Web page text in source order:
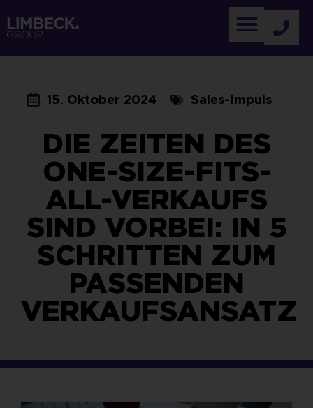
15. Oktober 2024 Sales-Impuls
DIE ZEITEN DES
ONE-SIZE-FITS-
ALL-VERKAUFS
SIND VORBEI: IN 5
SCHRITTEN ZUM
PASSENDEN
VERKAUFSANSATZ